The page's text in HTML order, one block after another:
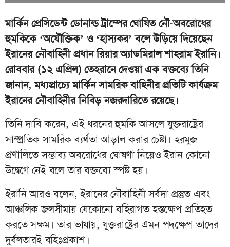
মার্কিন প্রেসিডেন্ট ডোনাল্ড ট্রাম্পের ঘোষিত নৌ-অবরোধের
হুমকিকে ‘অযৌক্তিক’ ও ‘হাস্যকর’ বলে উড়িয়ে দিয়েছেন
ইরানের নৌবাহিনী প্রধান রিয়ার অ্যাডমিরাল শাহরাম ইরানি।
রোববার (১২ এপ্রিল) তেহরানে দেওয়া এক বক্তব্যে তিনি
জানান, মধ্যপ্রাচ্যে মার্কিন সামরিক বাহিনীর প্রতিটি কার্যক্রম
ইরানের নৌবাহিনীর নিবিড় নজরদারিতে রয়েছে।
তিনি দাবি করেন, এই ধরনের হুমকি আসলে যুক্তরাষ্ট্রের
সাম্প্রতিক সামরিক ব্যর্থতা আড়াল করার চেষ্টা। হরমুজ
প্রণালিতে সম্ভাব্য অবরোধের ঘোষণা নিয়েও ইরান কোনো
উদ্বেগে নেই বলে তার বক্তব্যে স্পষ্ট হয়।
ইরানি আরও বলেন, ইরানের নৌবাহিনী সর্বদা প্রস্তুত এবং
আঞ্চলিক জলসীমায় যেকোনো বহিরাগত হস্তক্ষেপ প্রতিহত
করতে সক্ষম। তার ভাষায়, যুক্তরাষ্ট্রের এমন পদক্ষেপ তাদের
দুর্বলতারই বহিঃপ্রকাশ।